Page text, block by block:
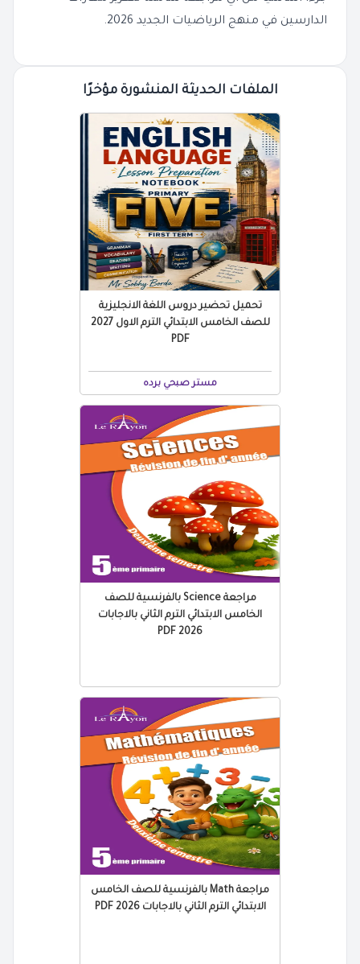
الدارسين في منهج الرياضيات الجديد 2026.
الملفات الحديثة المنشورة مؤخرًا
تحميل تحضير دروس اللغة الانجليزية
للصف الخامس الابتدائي الترم الاول 2027
PDF
مستر صبحي برده
مراجعة Science بالفرنسية للصف
الخامس الابتدائي الترم الثاني بالاجابات
2026 PDF
مراجعة Math بالفرنسية للصف الخامس
الابتدائي الترم الثاني بالاجابات 2026 PDF